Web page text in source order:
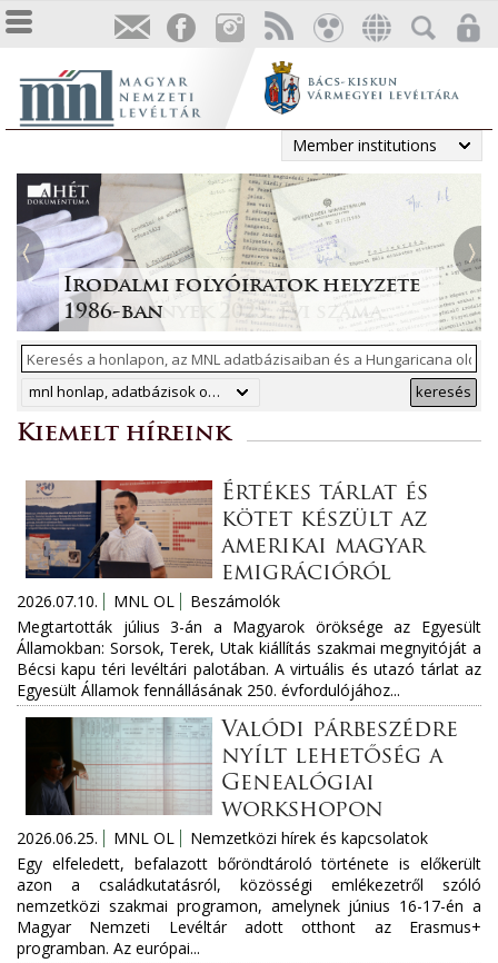
Member institutions
Irodalmi folyóiratok helyzete
1986-ban
Megjelent a Levéltári
Közlemények 2025. évi száma
„Lapidáris emlékek” a levéltári
anyagban
ArchívNet 2026/2.
Tájékoztatás a Pest vármegyei
állami anyakönyvi
másodpéldányok online
közzétételéről
mnl honlap, adatbázisok online, hungaricana keresés
Kiemelt híreink
Értékes tárlat és
kötet készült az
amerikai magyar
emigrációról
2026.07.10. MNL OL
Beszámolók
Megtartották július 3-án a Magyarok öröksége az Egyesült
Államokban: Sorsok, Terek, Utak kiállítás szakmai megnyitóját a
Bécsi kapu téri levéltári palotában. A virtuális és utazó tárlat az
Egyesült Államok fennállásának 250. évfordulójához...
Valódi párbeszédre
nyílt lehetőség a
Genealógiai
workshopon
2026.06.25. MNL OL
Nemzetközi hírek és kapcsolatok
Egy elfeledett, befalazott bőröndtároló története is előkerült
azon a családkutatásról, közösségi emlékezetről szóló
nemzetközi szakmai programon, amelynek június 16-17-én a
Magyar Nemzeti Levéltár adott otthont az Erasmus+
programban. Az európai...